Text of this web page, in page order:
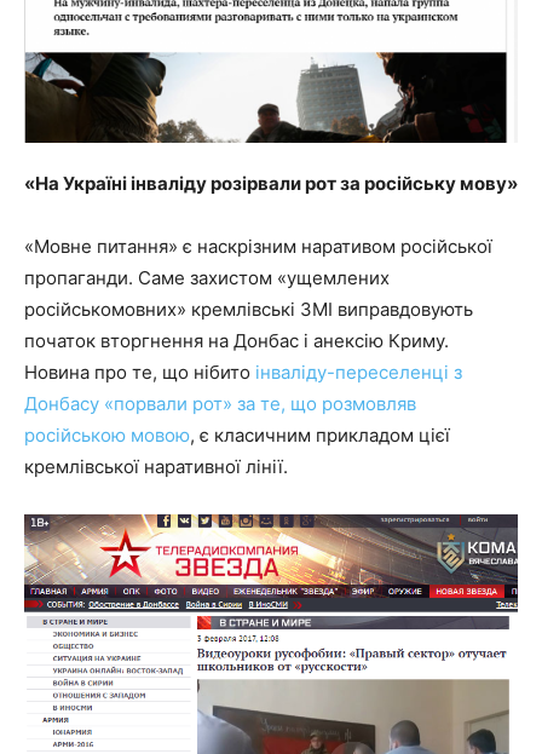
«На Україні інваліду розірвали рот за російську мову»
«Мовне питання» є наскрізним наративом російської
пропаганди. Саме захистом «ущемлених
російськомовних» кремлівські ЗМІ виправдовують
початок вторгнення на Донбас і анексію Криму.
Новина про те, що нібито інваліду-переселенці з
Донбасу «порвали рот» за те, що розмовляв
російською мовою, є класичним прикладом цієї
кремлівської наративної лінії.